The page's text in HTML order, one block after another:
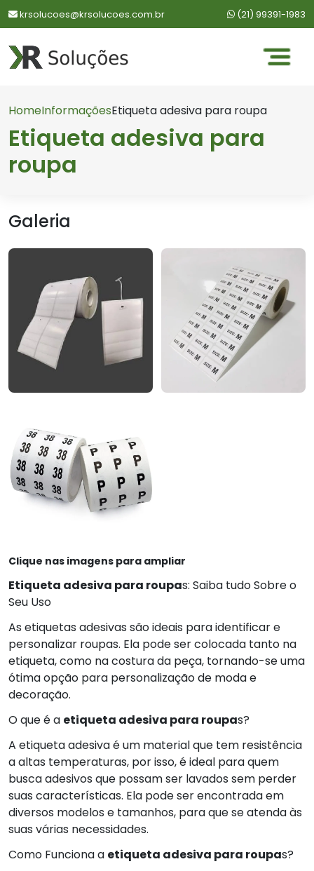
krsolucoes@krsolucoes.com.br WhatsApp:
(21) 99391-1983
HomeInformaçõesEtiqueta adesiva para roupa
Etiqueta adesiva para
roupa
Galeria
Clique nas imagens para ampliar
Etiqueta adesiva para roupas: Saiba tudo Sobre o
Seu Uso
As etiquetas adesivas são ideais para identificar e
personalizar roupas. Ela pode ser colocada tanto na
etiqueta, como na costura da peça, tornando-se uma
ótima opção para personalização de moda e
decoração.
O que é a etiqueta adesiva para roupas?
A etiqueta adesiva é um material que tem resistência
a altas temperaturas, por isso, é ideal para quem
busca adesivos que possam ser lavados sem perder
suas características. Ela pode ser encontrada em
diversos modelos e tamanhos, para que se atenda às
suas várias necessidades.
Como Funciona a etiqueta adesiva para roupas?